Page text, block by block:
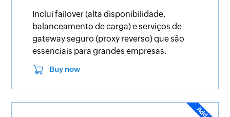
Inclui failover (alta disponibilidade,
balanceamento de carga) e serviços de
gateway seguro (proxy reverso) que são
essenciais para grandes empresas.
Buy now